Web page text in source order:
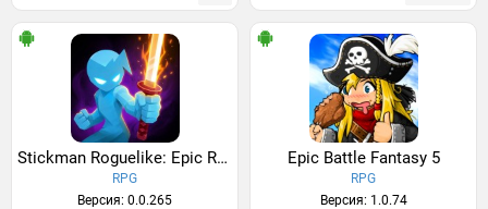
Stickman Roguelike: Epic RPG
RPG
Версия: 0.0.265
Epic Battle Fantasy 5
RPG
Версия: 1.0.74